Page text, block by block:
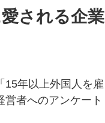
される企業
15年以上外国人を雇
者へのアンケート